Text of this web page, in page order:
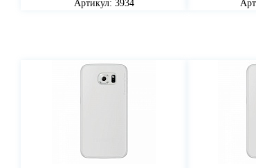
Артикул: 3934